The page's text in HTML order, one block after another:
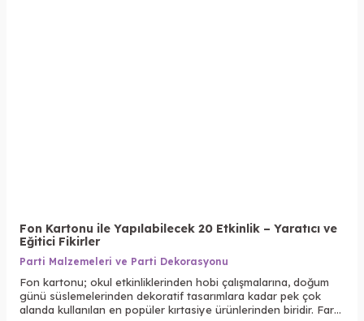
Fon Kartonu ile Yapılabilecek 20 Etkinlik – Yaratıcı ve
Eğitici Fikirler
Parti Malzemeleri ve Parti Dekorasyonu
Fon kartonu; okul etkinliklerinden hobi çalışmalarına, doğum
günü süslemelerinden dekoratif tasarımlara kadar pek çok
alanda kullanılan en popüler kırtasiye ürünlerinden biridir. Farklı